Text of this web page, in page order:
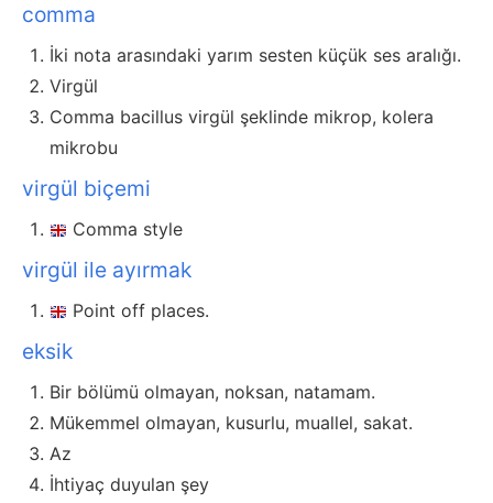
comma
İki nota arasındaki yarım sesten küçük ses aralığı.
Virgül
Comma bacillus virgül şeklinde mikrop, kolera
mikrobu
virgül biçemi
Comma style
virgül ile ayırmak
Point off places.
eksik
Bir bölümü olmayan, noksan, natamam.
Mükemmel olmayan, kusurlu, muallel, sakat.
Az
İhtiyaç duyulan şey